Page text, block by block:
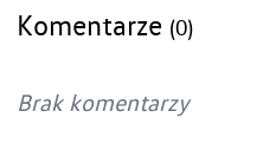
Komentarze (0)
Brak komentarzy